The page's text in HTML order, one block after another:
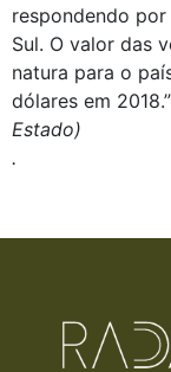
respondendo
Sul. O valor das
natura para o
dólares em
Estado)
.